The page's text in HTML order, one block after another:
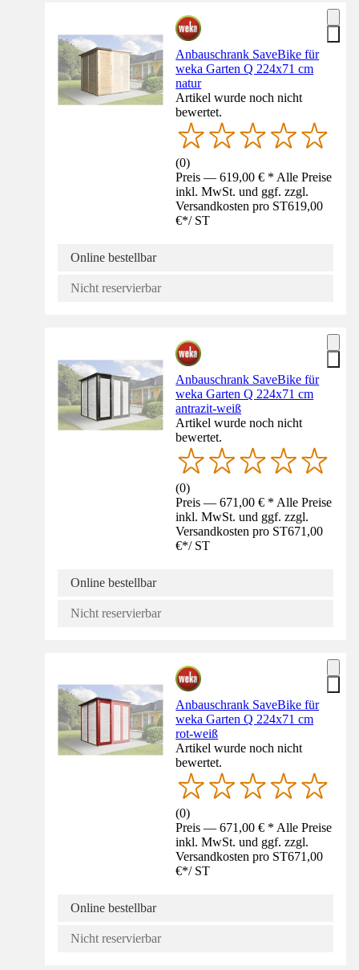
Anbauschrank SaveBike für
weka Garten Q 224x71 cm
natur
Artikel wurde noch nicht
bewertet.
(0)
Preis — 619,00 € * Alle Preise
inkl. MwSt. und ggf. zzgl.
Versandkosten pro ST619,00
€*/ ST
Online bestellbar
Nicht reservierbar
Anbauschrank SaveBike für
weka Garten Q 224x71 cm
antrazit-weiß
Artikel wurde noch nicht
bewertet.
(0)
Preis — 671,00 € * Alle Preise
inkl. MwSt. und ggf. zzgl.
Versandkosten pro ST671,00
€*/ ST
Online bestellbar
Nicht reservierbar
Anbauschrank SaveBike für
weka Garten Q 224x71 cm
rot-weiß
Artikel wurde noch nicht
bewertet.
(0)
Preis — 671,00 € * Alle Preise
inkl. MwSt. und ggf. zzgl.
Versandkosten pro ST671,00
€*/ ST
Online bestellbar
Nicht reservierbar